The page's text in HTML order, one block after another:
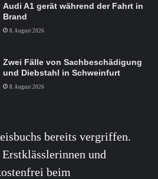
Audi A1 gerät während der Fahrt in
Brand
8. August 2026
Zwei Fälle von Sachbeschädigung
und Diebstahl in Schweinfurt
8. August 2026
bereits vergriffen.
und
beim